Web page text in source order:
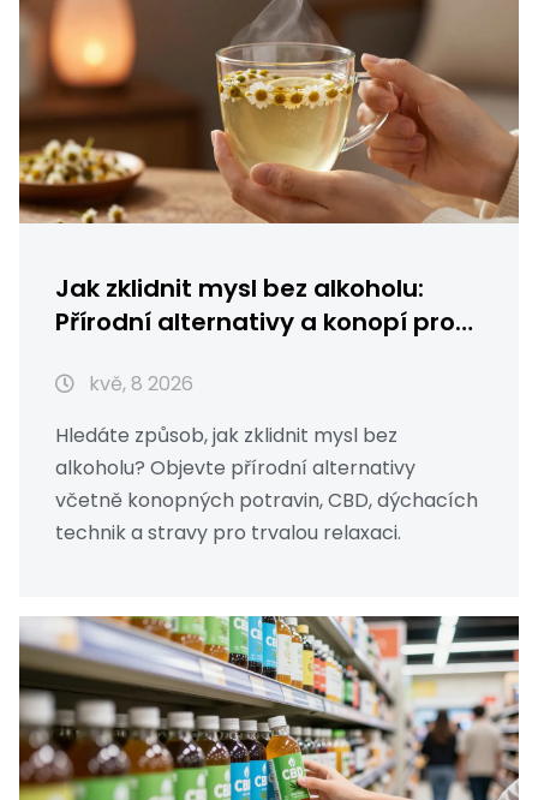
Jak zklidnit mysl bez alkoholu:
Přírodní alternativy a konopí pro
kvě, 8 2026
Hledáte způsob, jak zklidnit mysl bez
alkoholu? Objevte přírodní alternativy
včetně konopných potravin, CBD, dýchacích
technik a stravy pro trvalou relaxaci.